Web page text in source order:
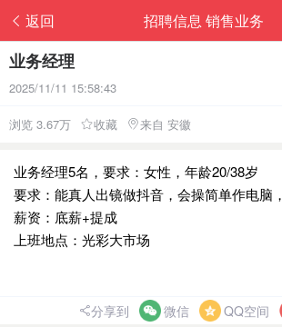
返回 招聘信息 销售业务
业务经理
2025/11/11 15:58:43
浏览 3.67万 收藏 来自 安徽
业务经理5名，要求：女性，年龄20/38岁
要求：能真人出镜做抖音，会操简单作电脑，
薪资：底薪+提成
上班地点：光彩大市场
分享到 微信 QQ空间